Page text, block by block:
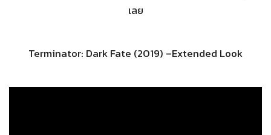
เลย
Terminator: Dark Fate (2019) –Extended Look